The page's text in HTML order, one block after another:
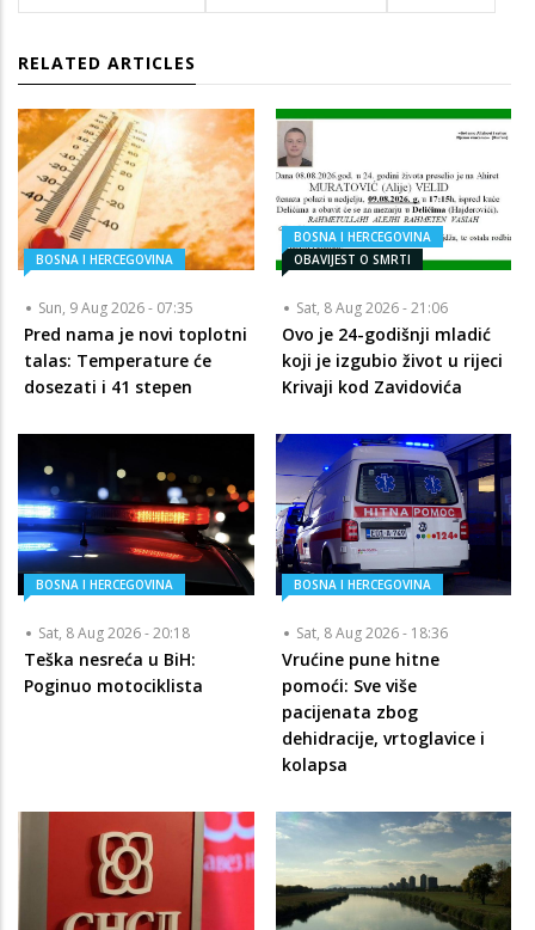
RELATED ARTICLES
BOSNA I HERCEGOVINA
Sun, 9 Aug 2026 - 07:35
Pred nama je novi toplotni
talas: Temperature će
dosezati i 41 stepen
BOSNA I HERCEGOVINA
OBAVIJEST O SMRTI
Sat, 8 Aug 2026 - 21:06
Ovo je 24-godišnji mladić
koji je izgubio život u rijeci
Krivaji kod Zavidovića
BOSNA I HERCEGOVINA
Sat, 8 Aug 2026 - 20:18
Teška nesreća u BiH:
Poginuo motociklista
BOSNA I HERCEGOVINA
Sat, 8 Aug 2026 - 18:36
Vrućine pune hitne
pomoći: Sve više
pacijenata zbog
dehidracije, vrtoglavice i
kolapsa